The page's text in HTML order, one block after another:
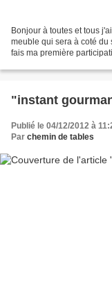
Bonjour à toutes et tous
meuble qui sera à coté du
fais ma première
"instant
Publié le 04/12/2012 à
Par chemin de tables